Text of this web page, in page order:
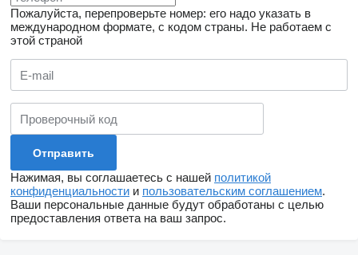
Пожалуйста, перепроверьте номер: его надо указать в
международном формате, с кодом страны. Не работаем с
этой страной
Нажимая, вы соглашаетесь с нашей политикой
конфиденциальности и пользовательским соглашением.
Ваши персональные данные будут обработаны с целью
предоставления ответа на ваш запрос.